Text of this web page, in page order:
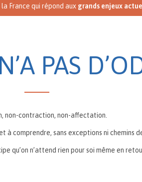
France qui répond aux grands enjeux
PAS
non-contraction, non-affectation.
comprendre, sans exceptions ni chemins
qu’on n’attend rien pour soi même en